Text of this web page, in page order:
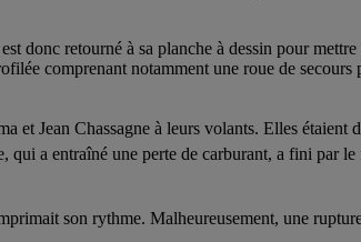
donc retourné à sa planche à dessin pour
comprenant notamment une roue de secours
Jean Chassagne à leurs volants. Elles étaient
qui a entraîné une perte de carburant, a fini par
son rythme. Malheureusement, une